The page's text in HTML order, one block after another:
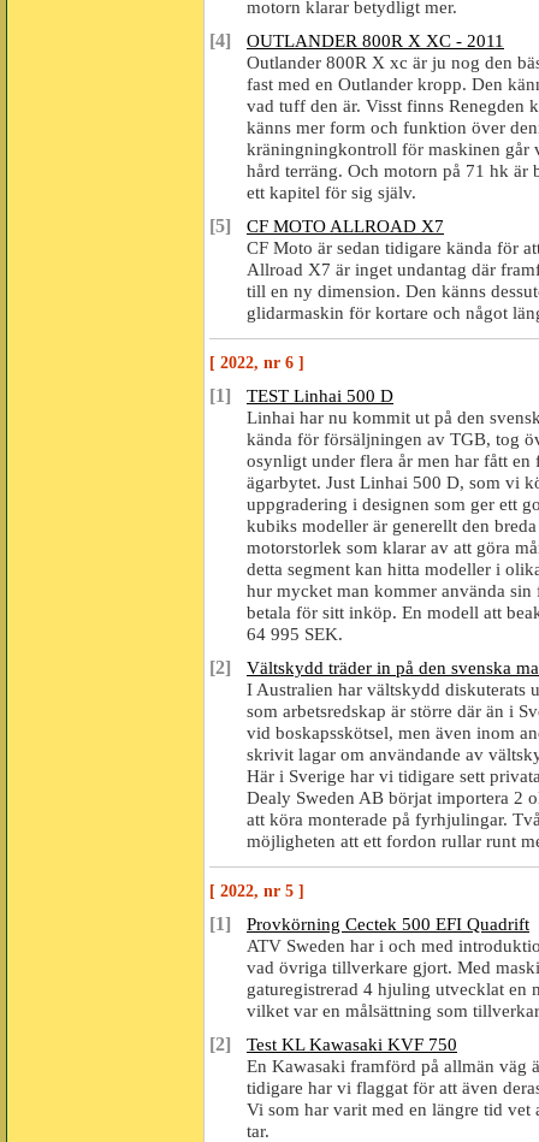
motorn klarar betydligt mer.
[4]
OUTLANDER 800R X XC - 2011
Outlander 800R X xc är ju nog den
fast med en Outlander kropp. Den
vad tuff den är. Visst finns Renegden
känns mer form och funktion över
kräningningkontroll för maskinen går
hård terräng. Och motorn på 71 hk är
ett kapitel för sig själv.
[5]
CF MOTO ALLROAD X7
CF Moto är sedan tidigare kända för
Allroad X7 är inget undantag där
till en ny dimension. Den känns
glidarmaskin för kortare och något
[ 2022, nr 6 ]
[1]
TEST Linhai 500 D
Linhai har nu kommit ut på den
kända för försäljningen av TGB, tog
osynligt under flera år men har fått
ägarbytet. Just Linhai 500 D, som vi
uppgradering i designen som ger ett
kubiks modeller är generellt den
motorstorlek som klarar av att göra
detta segment kan hitta modeller i
hur mycket man kommer använda
betala för sitt inköp. En modell att
64 995 SEK.
[2]
Vältskydd träder in på den svenska
I Australien har vältskydd diskuterats
som arbetsredskap är större där än i
vid boskapsskötsel, men även inom
skrivit lagar om användande av
Här i Sverige har vi tidigare sett
Dealy Sweden AB börjat importera 2
att köra monterade på fyrhjulingar.
möjligheten att ett fordon rullar runt
[ 2022, nr 5 ]
[1]
Provkörning Cectek 500 EFI Quadrift
ATV Sweden har i och med
vad övriga tillverkare gjort. Med
gaturegistrerad 4 hjuling utvecklat en
vilket var en målsättning som
[2]
Test KL Kawasaki KVF 750
En Kawasaki framförd på allmän väg
tidigare har vi flaggat för att även
Vi som har varit med en längre tid vet
tar.